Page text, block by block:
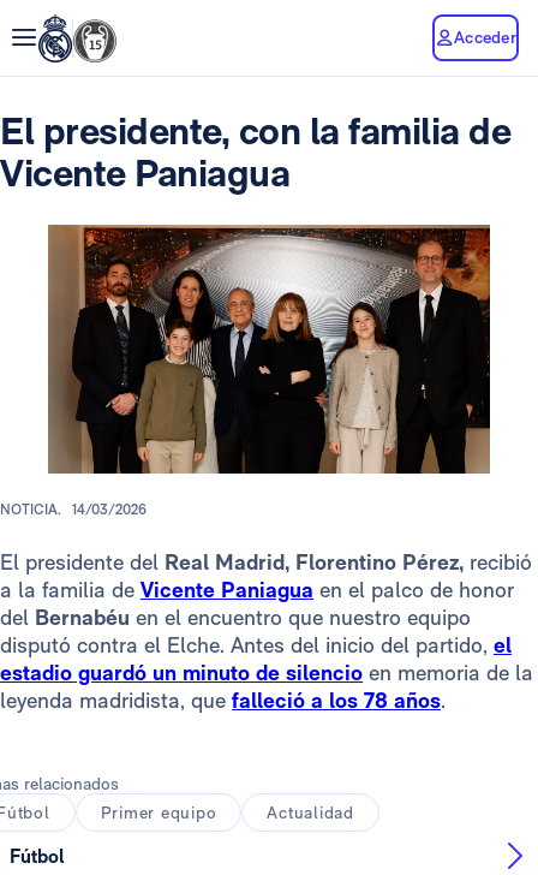
Acceder
El presidente, con la familia de
Vicente Paniagua
NOTICIA. 14/03/2026
El presidente del Real Madrid, Florentino Pérez, recibió
a la familia de Vicente Paniagua en el palco de honor
del Bernabéu en el encuentro que nuestro equipo
disputó contra el Elche. Antes del inicio del partido, el
estadio guardó un minuto de silencio en memoria de la
leyenda madridista, que falleció a los 78 años.
relacionados
Primer equipo Actualidad
Fútbol